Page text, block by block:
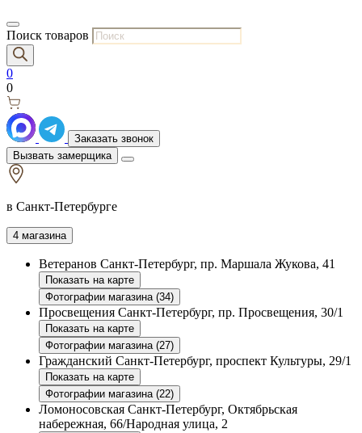
Поиск товаров
0
0
Заказать звонок
Вызвать замерщика
в Санкт-Петербурге
4 магазина
Ветеранов Санкт-Петербург, пр. Маршала Жукова, 41
Показать на карте
Фотографии магазина (34)
Просвещения Санкт-Петербург, пр. Просвещения, 30/1
Показать на карте
Фотографии магазина (27)
Гражданский Санкт-Петербург, проспект Культуры, 29/1
Показать на карте
Фотографии магазина (22)
Ломоносовская Санкт-Петербург, Октябрьская
набережная, 66/Народная улица, 2